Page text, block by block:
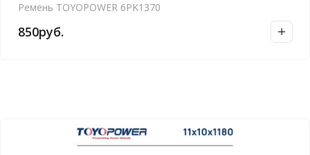
Ремень TOYOPOWER 6PK1370
850руб.